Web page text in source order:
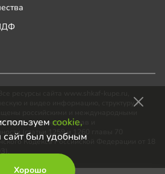
cookie,
сайт был удобным
Хорошо
и видео информацию, структуру и
охране авторских прав и
(статьи 1259 и 1260 главы 70
Кодекса Российской Федерации от 18